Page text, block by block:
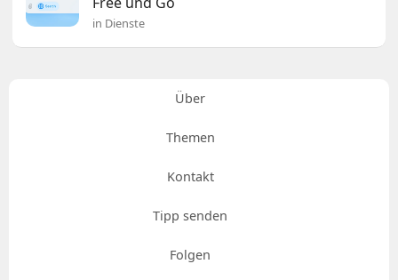
in Dienste
Über
Themen
Kontakt
Tipp senden
Folgen